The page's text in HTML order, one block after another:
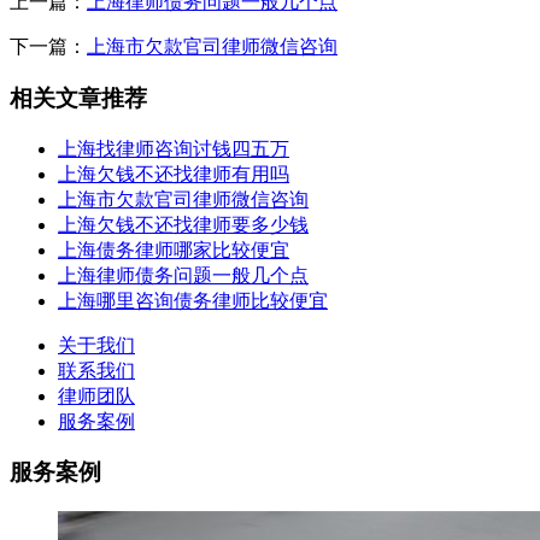
下一篇： 上海市欠款官司律师微信咨询
相关文章推荐
上海找律师咨询讨钱四五万
上海欠钱不还找律师有用吗
上海市欠款官司律师微信咨询
上海欠钱不还找律师要多少钱
上海债务律师哪家比较便宜
上海律师债务问题一般几个点
上海哪里咨询债务律师比较便宜
关于我们
联系我们
律师团队
服务案例
服务案例